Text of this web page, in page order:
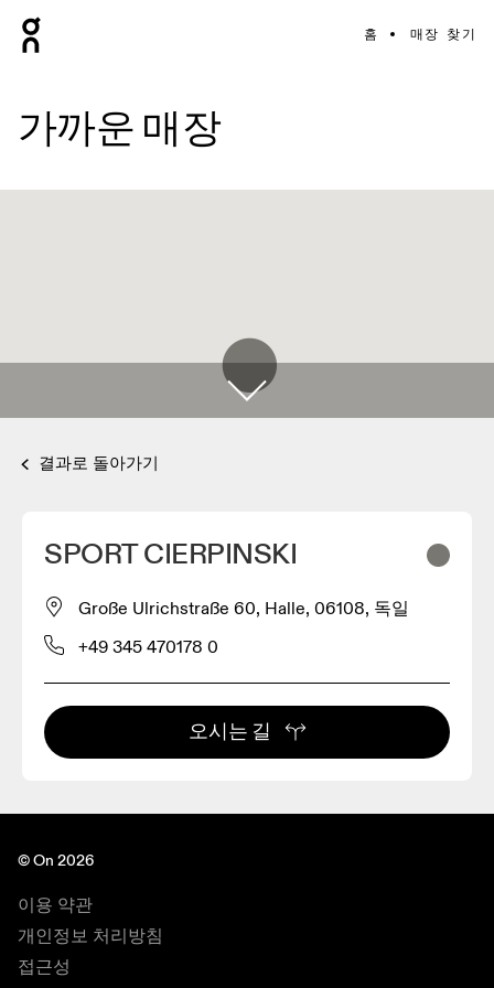
홈 매장 찾기
가까운 매장
결과로 돌아가기
SPORT CIERPINSKI
Große Ulrichstraße 60, Halle, 06108, 독일
+49 345 470178 0
오시는 길
© On 2026
이용 약관
개인정보 처리방침
접근성